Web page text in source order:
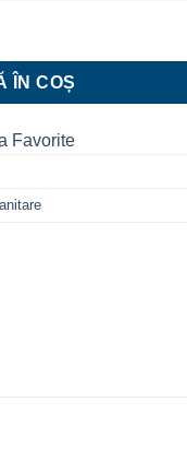
negru
ÎN COȘ
Favorite